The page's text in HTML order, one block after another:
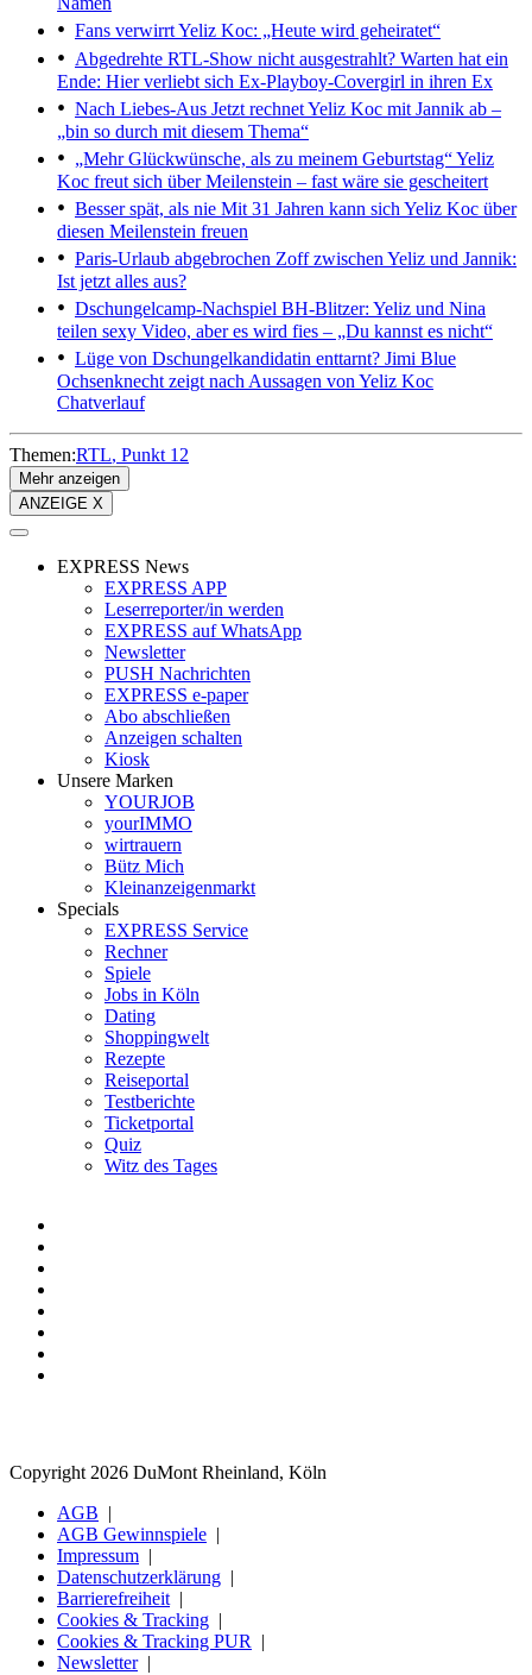
Fans verwirrtYeliz Koc: „Heute wird geheiratet“
Abgedrehte RTL-Show nicht ausgestrahlt? Warten hat ein
Ende: Hier verliebt sich Ex-Playboy-Covergirl in ihren Ex
Nach Liebes-Aus Jetzt rechnet Yeliz Koc mit Jannik ab –
„bin so durch mit diesem Thema“
„Mehr Glückwünsche, als zu meinem Geburtstag“Yeliz
Koc freut sich über Meilenstein – fast wäre sie gescheitert
Besser spät, als nie Mit 31 Jahren kann sich Yeliz Koc über
diesen Meilenstein freuen
Paris-Urlaub abgebrochen Zoff zwischen Yeliz und Jannik:
Ist jetzt alles aus?
Dschungelcamp-Nachspiel BH-Blitzer: Yeliz und Nina
teilen sexy Video, aber es wird fies – „Du kannst es nicht“
Lüge von Dschungelkandidatin enttarnt? Jimi Blue
Ochsenknecht zeigt nach Aussagen von Yeliz Koc
Chatverlauf
Themen:RTL Punkt 12
Mehr anzeigen
ANZEIGE X
EXPRESS News
EXPRESS APP
Leserreporter/in werden
EXPRESS auf WhatsApp
Newsletter
PUSH Nachrichten
EXPRESS e-paper
Abo abschließen
Anzeigen schalten
Kiosk
Unsere Marken
YOURJOB
yourIMMO
wirtrauern
Bütz Mich
Kleinanzeigenmarkt
Specials
EXPRESS Service
Rechner
Spiele
Jobs in Köln
Dating
Shoppingwelt
Rezepte
Reiseportal
Testberichte
Ticketportal
Quiz
Witz des Tages
Copyright 2026 DuMont Rheinland, Köln
AGB
AGB Gewinnspiele
Impressum
Datenschutzerklärung
Barrierefreiheit
Cookies & Tracking
Cookies & Tracking PUR
Newsletter